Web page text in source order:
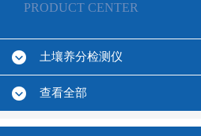
PRODUCT CENTER
土壤养分检测仪
查看全部